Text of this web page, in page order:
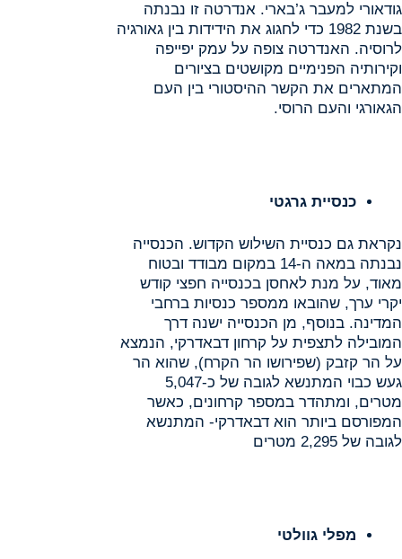
גודאורי למעבר ג’בארי. אנדרטה זו נבנתה
בשנת 1982 כדי לחגוג את הידידות בין גאורגיה
לרוסיה. האנדרטה צופה על עמק יפייפה
וקירותיה הפנימיים מקושטים בציורים
המתארים את הקשר ההיסטורי בין העם
הגאורגי והעם הרוסי.
כנסיית גרגטי
נקראת גם כנסיית השילוש הקדוש. הכנסייה
נבנתה במאה ה-14 במקום מבודד ובטוח
מאוד, על מנת לאחסן בכנסייה חפצי קודש
יקרי ערך, שהובאו ממספר כנסיות ברחבי
המדינה. בנוסף, מן הכנסייה ישנה דרך
המובילה לתצפית על קרחון דבאדרקי, הנמצא
על הר קזבק (שפירושו הר הקרח), שהוא הר
געש כבוי המתנשא לגובה של כ-5,047
מטרים, ומתהדר במספר קרחונים, כאשר
המפורסם ביותר הוא דבאדרקי- המתנשא
לגובה של 2,295 מטרים
מפלי גוולטי